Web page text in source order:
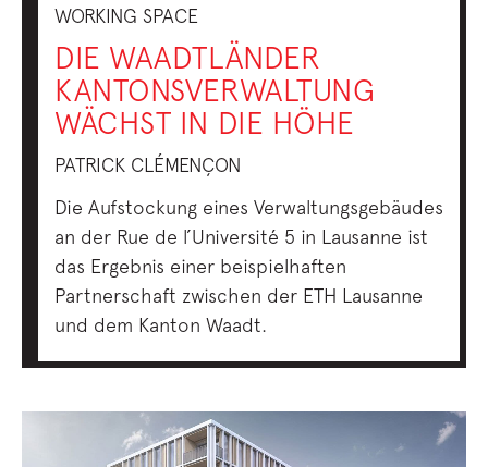
WORKING SPACE
DIE WAADTLÄNDER
KANTONSVERWALTUNG
WÄCHST IN DIE HÖHE
PATRICK CLÉMENÇON
Die Aufstockung eines Verwaltungsgebäudes
an der Rue de l’Université 5 in Lausanne ist
das Ergebnis einer beispielhaften
Partnerschaft zwischen der ETH Lausanne
und dem Kanton Waadt.